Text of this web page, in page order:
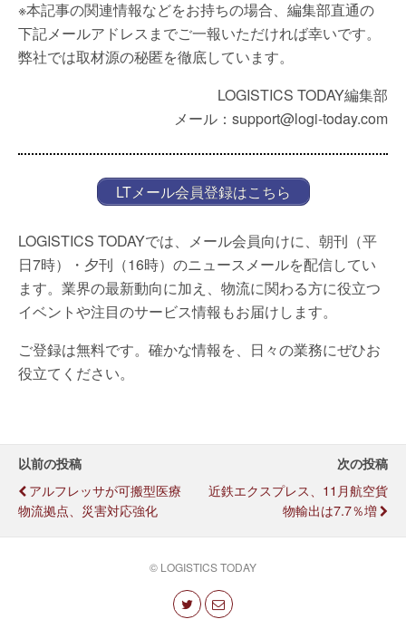
※本記事の関連情報などをお持ちの場合、編集部直通の
下記メールアドレスまでご一報いただければ幸いです。
弊社では取材源の秘匿を徹底しています。
LOGISTICS TODAY編集部
メール：support@logi-today.com
LTメール会員登録はこちら
LOGISTICS TODAYでは、メール会員向けに、朝刊（平
日7時）・夕刊（16時）のニュースメールを配信してい
ます。業界の最新動向に加え、物流に関わる方に役立つ
イベントや注目のサービス情報もお届けします。
ご登録は無料です。確かな情報を、日々の業務にぜひお
役立てください。
以前の投稿
アルフレッサが可搬型医療
物流拠点、災害対応強化
次の投稿
近鉄エクスプレス、11月航空貨
物輸出は7.7％増
© LOGISTICS TODAY